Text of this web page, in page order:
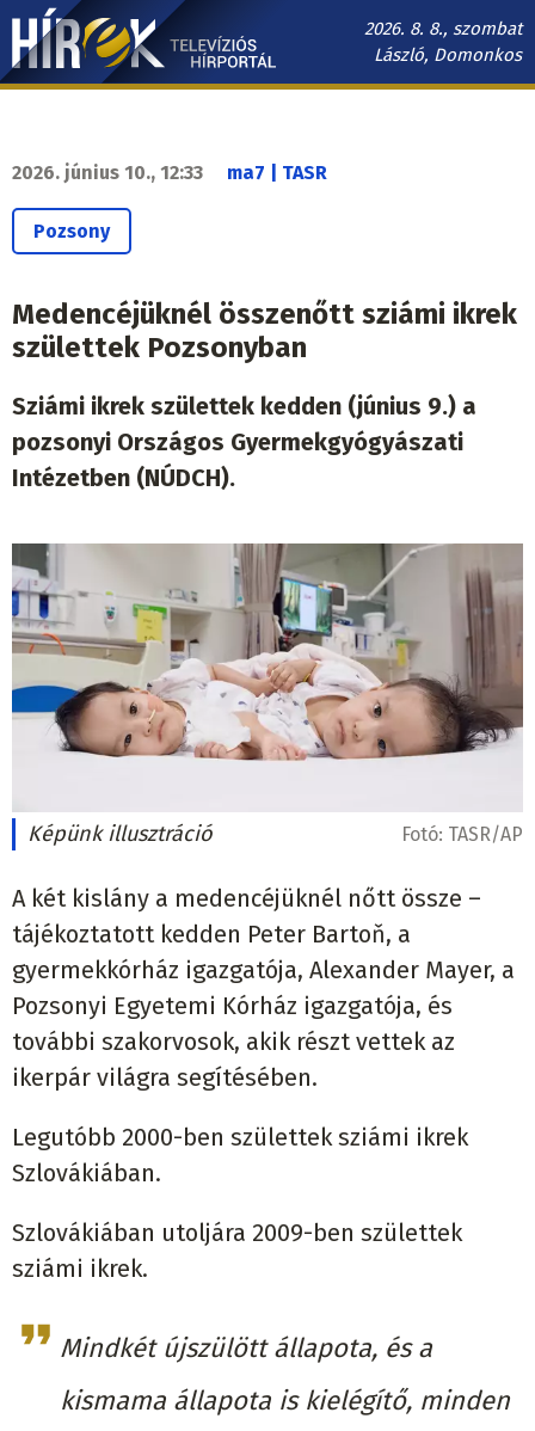
Ugrás
tartalomra
2026. 8. 8., szombat
László, Domonkos
Hírek.sk
navigáció
2026. június 10., 12:33 ma7 | TASR
Pozsony
Medencéjüknél összenőtt sziámi ikrek
születtek Pozsonyban
Sziámi ikrek születtek kedden (június 9.) a
pozsonyi Országos Gyermekgyógyászati
Intézetben (NÚDCH).
Képünk illusztráció Fotó: TASR/AP
A két kislány a medencéjüknél nőtt össze –
tájékoztatott kedden Peter Bartoň, a
gyermekkórház igazgatója, Alexander Mayer, a
Pozsonyi Egyetemi Kórház igazgatója, és
további szakorvosok, akik részt vettek az
ikerpár világra segítésében.
Legutóbb 2000-ben születtek sziámi ikrek
Szlovákiában.
Szlovákiában utoljára 2009-ben születtek
sziámi ikrek.
Mindkét újszülött állapota, és a
kismama állapota is kielégítő, minden